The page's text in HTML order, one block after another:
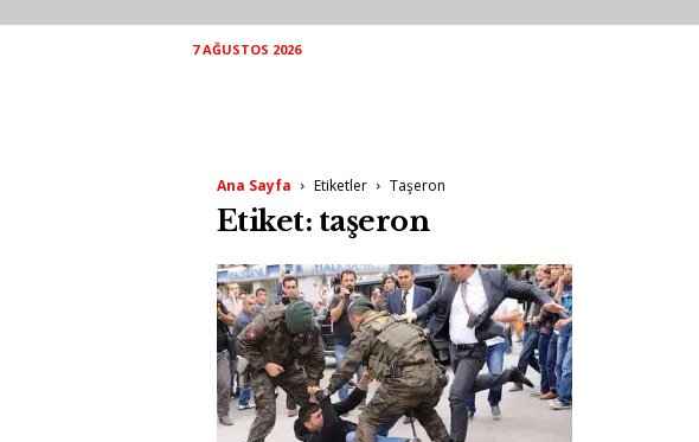
7 AĞUSTOS 2026
Ana Sayfa Etiketler Taşeron
Etiket: taşeron